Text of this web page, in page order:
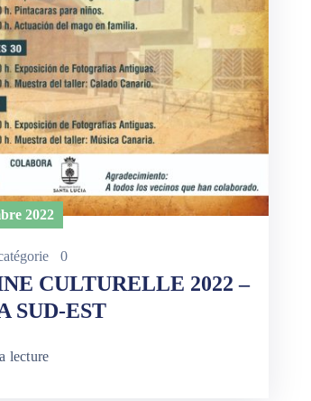
2022
0
CULTURELLE 2022 –
SUD-EST
lecture